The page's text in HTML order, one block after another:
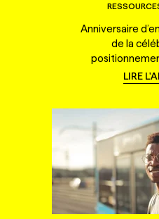
Anniversaire
de la
LIRE